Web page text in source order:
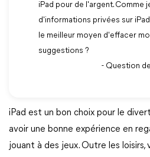
iPad pour de l'argent. Comme
d'informations privées sur
le meilleur moyen d'effacer
suggestions ?
- Question
iPad est un bon choix pour le
avoir une bonne expérience en
jouant à des jeux. Outre les